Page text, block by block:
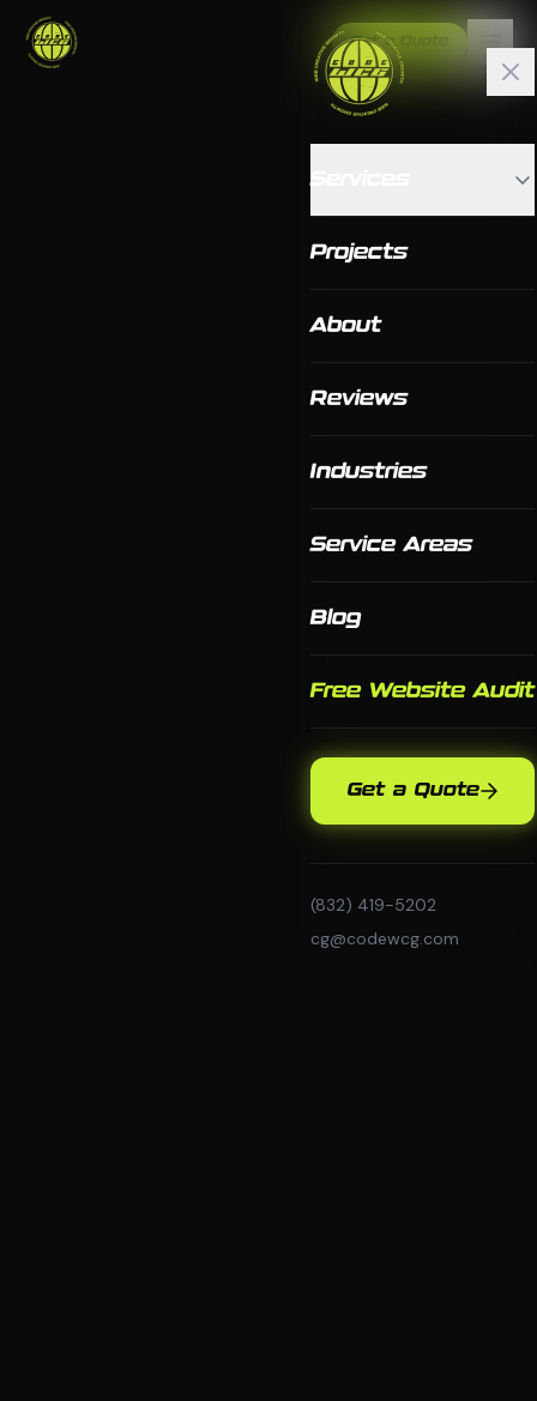
Get a Quote
Projects
About
Reviews
Industries
Service Areas
Blog
Free Website Audit
Get a Quote
(832) 419-5202
cg@codewcg.com